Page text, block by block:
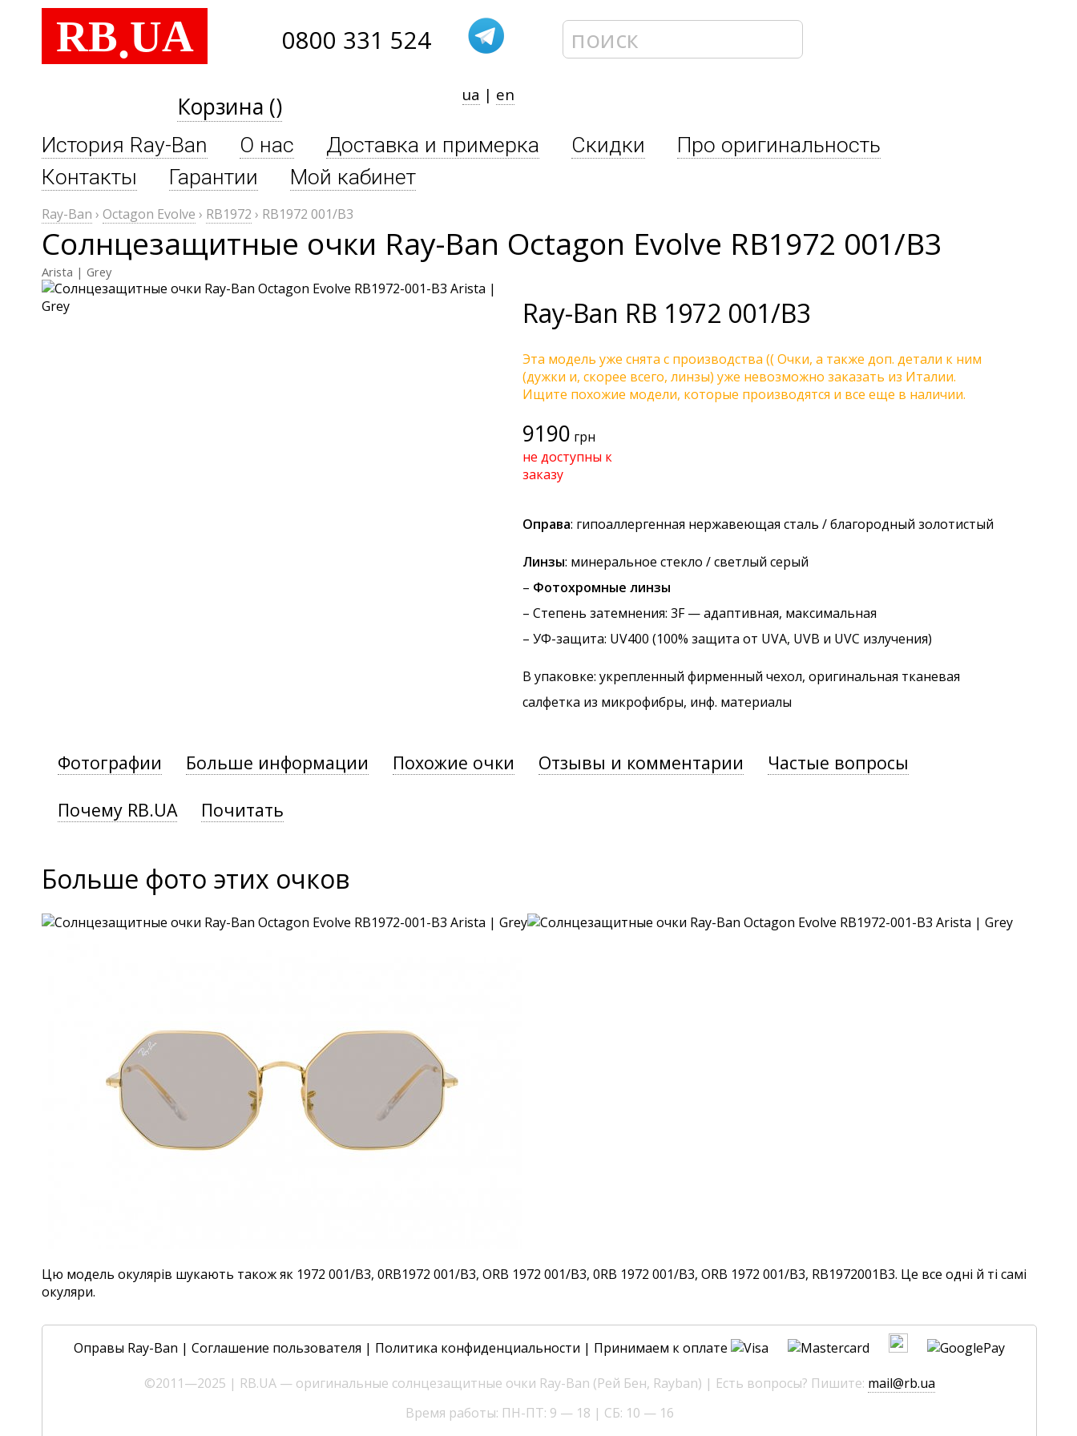
RB.UA 0800 331 524
Корзина () ua | en
История Ray-Ban О нас Доставка и примерка Скидки
Про оригинальность
Контакты
Гарантии Мой кабинет
Ray-Ban › Octagon Evolve › RB1972 › RB1972 001/B3
Солнцезащитные очки Ray-Ban Octagon Evolve RB1972 001/B3
Arista | Grey
Ray-Ban RB 1972 001/B3
Эта модель уже снята с производства (( Очки, а также доп. детали к ним
(дужки и, скорее всего, линзы) уже невозможно заказать из Италии.
Ищите похожие модели, которые производятся и все еще в наличии.
9190 грн
не доступны к
заказу
Оправа: гипоаллергенная нержавеющая сталь / благородный золотистый
Линзы: минеральное стекло / светлый серый
– Фотохромные линзы
– Степень затемнения: 3F — адаптивная, максимальная
– УФ-защита: UV400 (100% защита от UVA, UVB и UVC излучения)
В упаковке: укрепленный фирменный чехол, оригинальная тканевая
салфетка из микрофибры, инф. материалы
Фотографии Больше информации Похожие очки Отзывы и комментарии Частые вопросы
Почему RB.UA Почитать
Больше фото этих очков
Цю модель окулярів шукають також як 1972 001/B3, 0RB1972 001/B3, ORB 1972 001/B3, 0RB 1972 001/B3, ORB 1972 001/B3, RB1972001B3. Це все одні й ті самі
окуляри.
Оправы Ray-Ban | Соглашение пользователя | Политика конфиденциальности | Принимаем к оплате
©2011—2025 | RB.UA — оригинальные солнцезащитные очки Ray-Ban (Рей Бен, Rayban) | Есть вопросы? Пишите: mail@rb.ua
Время работы: ПН-ПТ: 9 — 18 | СБ: 10 — 16